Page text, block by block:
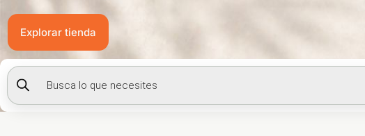
Explorar tienda
Búsqueda
de
productos